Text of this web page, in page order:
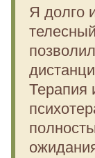
Я долго
Терапия